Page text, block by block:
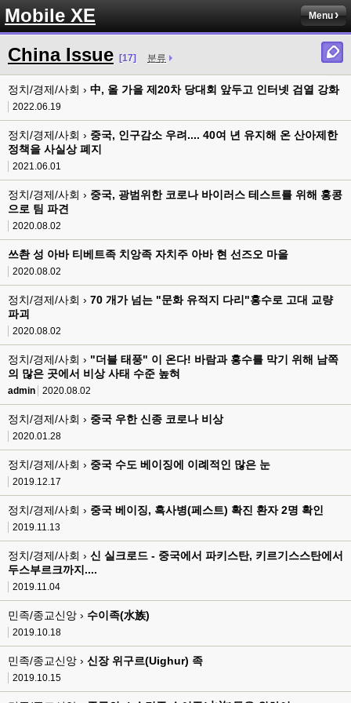
Mobile XE Menu
China Issue [17] 분류
정치/경제/사회 › 中, 올 가을 제20차 당대회 앞두고 인터넷 검열 강화
2022.06.19
정치/경제/사회 › 중국, 인구감소 우려.... 40여 년 유지해 온 산아제한
정책을 사실상 폐지
2021.06.01
정치/경제/사회 › 중국, 광범위한 코로나 바이러스 테스트를 위해 홍콩
으로 팀 파견
2020.08.02
쓰촨 성 아바 티베트족 치앙족 자치주 아바 현 선즈오 마을
2020.08.02
정치/경제/사회 › 70 개가 넘는 "문화 유적지 다리"홍수로 고대 교량
파괴
2020.08.02
정치/경제/사회 › "더블 태풍" 이 온다! 바람과 홍수를 막기 위해 남쪽
의 많은 곳에서 비상 사태 수준 높혀
admin 2020.08.02
정치/경제/사회 › 중국 우한 신종 코로나 비상
2020.01.28
정치/경제/사회 › 중국 수도 베이징에 이례적인 많은 눈
2019.12.17
정치/경제/사회 › 중국 베이징, 흑사병(페스트) 확진 환자 2명 확인
2019.11.13
정치/경제/사회 › 신 실크로드 - 중국에서 파키스탄, 키르기스스탄에서
두스부르크까지....
2019.11.04
민족/종교신앙 › 수이족(水族)
2019.10.18
민족/종교신앙 › 신장 위구르(Uighur) 족
2019.10.15